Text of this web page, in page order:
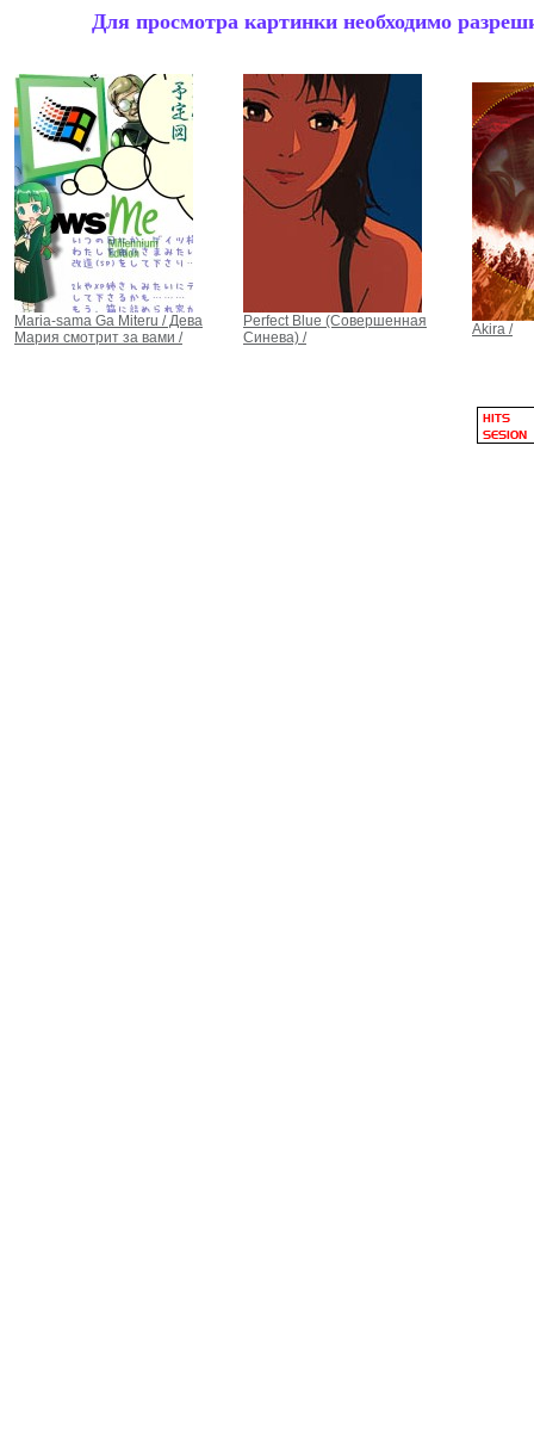
Для просмотра картинки необходимо
Maria-sama Ga Miteru / Дева
Мария смотрит за вами /
Perfect Blue (Совершенная
Синева) /
Akira /